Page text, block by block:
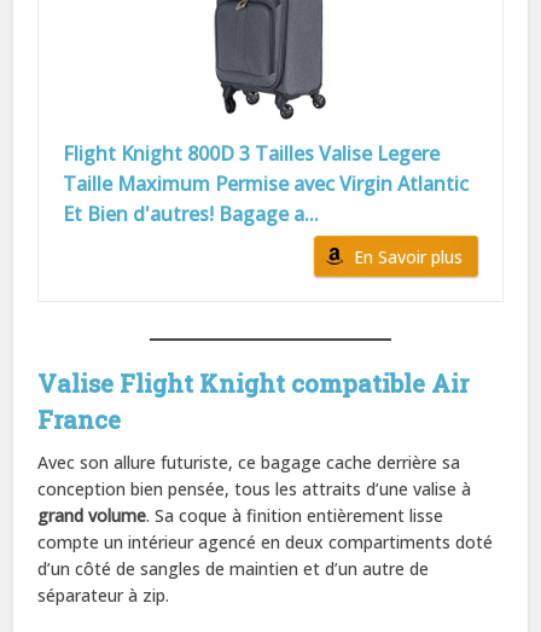
Flight Knight 800D 3 Tailles Valise Legere
Taille Maximum Permise avec Virgin Atlantic
Et Bien d'autres! Bagage a...
En Savoir plus
Valise Flight Knight compatible Air
France
Avec son allure futuriste, ce bagage cache derrière sa
conception bien pensée, tous les attraits d’une valise à
grand volume. Sa coque à finition entièrement lisse
compte un intérieur agencé en deux compartiments doté
d’un côté de sangles de maintien et d’un autre de
séparateur à zip.